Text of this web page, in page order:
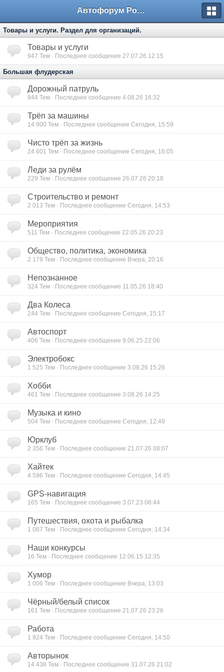
Автофорум Ростова-на-Дону
Товары и услуги. Раздел для организаций.
Товары и услуги
947 Тем · Последнее сообщение 27.07.26 12:15
Большая флудерская
Дорожный патруль
944 Тем · Последнее сообщение 4.08.26 16:32
Трёп за машины
14 900 Тем · Последнее сообщение Сегодня, 15:59
Чисто трёп за жизнь
24 601 Тем · Последнее сообщение Сегодня, 16:05
Леди за рулём
229 Тем · Последнее сообщение 26.07.26 20:18
Строительство и ремонт
2 013 Тем · Последнее сообщение Сегодня, 14:53
Мероприятия
511 Тем · Последнее сообщение 22.05.26 20:23
Общество, политика, экономика
2 179 Тем · Последнее сообщение Вчера, 20:16
Непознанное
324 Тем · Последнее сообщение 11.05.26 18:40
Два Колеса
244 Тем · Последнее сообщение Сегодня, 15:17
Автоспорт
406 Тем · Последнее сообщение 9.06.25 22:06
Электробокс
1 525 Тем · Последнее сообщение 3.08.26 15:26
Хобби
461 Тем · Последнее сообщение 3.08.26 14:25
Музыка и кино
504 Тем · Последнее сообщение Сегодня, 12:49
Юрклуб
2 356 Тем · Последнее сообщение 21.07.26 08:07
Хайтек
4 596 Тем · Последнее сообщение Сегодня, 14:45
GPS-навигация
165 Тем · Последнее сообщение 3.07.23 08:44
Путешествия, охота и рыбалка
1 087 Тем · Последнее сообщение Сегодня, 14:34
Наши конкурсы
16 Тем · Последнее сообщение 12.06.15 12:35
Хумор
1 006 Тем · Последнее сообщение Вчера, 13:03
Чёрный/белый список
161 Тем · Последнее сообщение 21.07.26 23:26
Работа
1 924 Тем · Последнее сообщение Сегодня, 14:50
Авторынок
14 438 Тем · Последнее сообщение 31.07.26 21:02